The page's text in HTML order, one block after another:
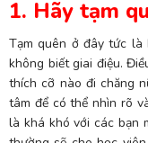
1. Hãy tạm
Tạm quên ở đây tức là
không biết giai điệu.
thích cỡ nào đi chăng
tâm để có thể nhìn rõ
là khá khó với các bạn